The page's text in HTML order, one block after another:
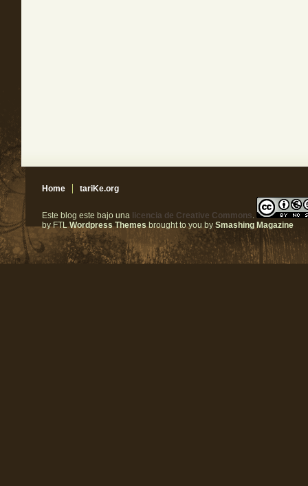
Home tariKe.org
Este blog este bajo una licencia de Creative Commons.
by FTLWordpress Themesbrought to you bySmashing Magazine